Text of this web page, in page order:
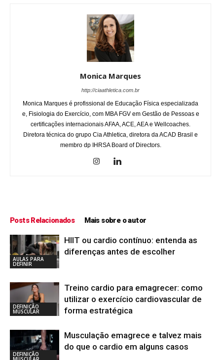
Monica Marques
http://ciaathletica.com.br
Monica Marques é profissional de Educação Física especializada
e, Fisiologia do Exercício, com MBA FGV em Gestão de Pessoas e
certificações internacionais AFAA, ACE, AEA e Wellcoaches.
Diretora técnica do grupo Cia Athletica, diretora da ACAD Brasil e
membro dp IHRSA Board of Directors.
Posts Relacionados Mais sobre o autor
AULAS PARA
DEFINIR
HIIT ou cardio contínuo: entenda as
diferenças antes de escolher
DEFINIÇÃO
MUSCULAR
Treino cardio para emagrecer: como
utilizar o exercício cardiovascular de
forma estratégica
DEFINIÇÃO
Musculação emagrece e talvez mais
do que o cardio em alguns casos